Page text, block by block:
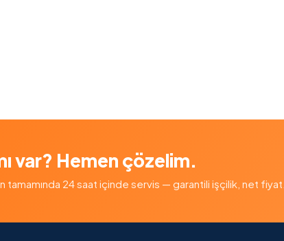
var? Hemen çözelim.
tamamında 24 saat içinde servis — garantili işçilik, net fiyat.